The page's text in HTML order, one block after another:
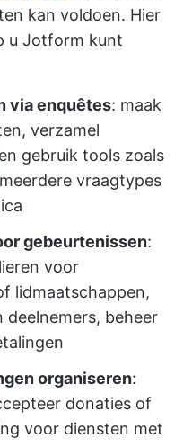
kan voldoen. Hier
u Jotform kunt
via enquêtes: maak
verzamel
en gebruik tools zoals
vraagtypes
gebeurtenissen:
voor
lidmaatschappen,
beheer
organiseren:
donaties of
voor diensten met